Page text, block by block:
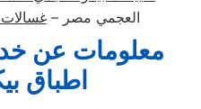
العجمي مصر –
معلومات عن
اطباق